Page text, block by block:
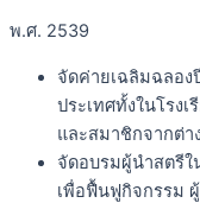
พ.ศ. 2539
จัดค่ายเฉลิมฉลอ
ประเทศทั้งในโรง
และสมาชิกจากต่า
จัดอบรมผู้นำสตรี
เพื่อฟื้นฟูกิจกรรม